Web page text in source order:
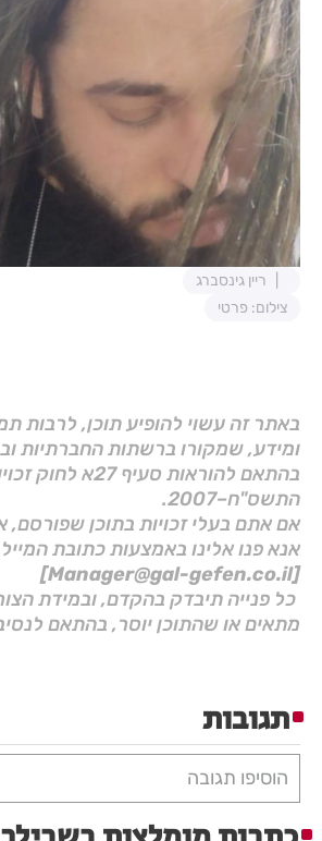
ריין גינסברג
צילום: פרטי
באתר זה עשוי להופיע תוכן, לרבות
ומידע, שמקורו ברשתות החברתיות
בהתאם להוראות סעיף
התשס"ח–2007.
אם אתם בעלי זכויות בתוכן שפורסם,
אנא פנו אלינו באמצעות כתובת המייל
[Manager@gal-gefen.co.il]
כל פנייה תיבדק בהקדם, ובמידת
מתאים או שהתוכן יוסר, בהתאם
תגובות
הוסיפו תגובה